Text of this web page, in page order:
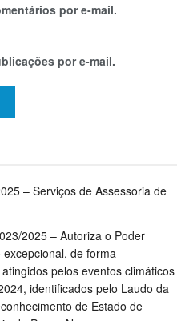
por e-mail.
por e-mail.
– Serviços de Assessoria de
2025 – Autoriza o Poder
de forma
pelos eventos climáticos
identificados pelo Laudo da
de Estado de